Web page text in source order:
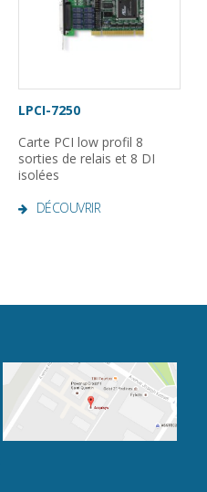
LPCI-7250
Carte PCI low profil 8
sorties de relais et 8 DI
isolées
DÉCOUVRIR